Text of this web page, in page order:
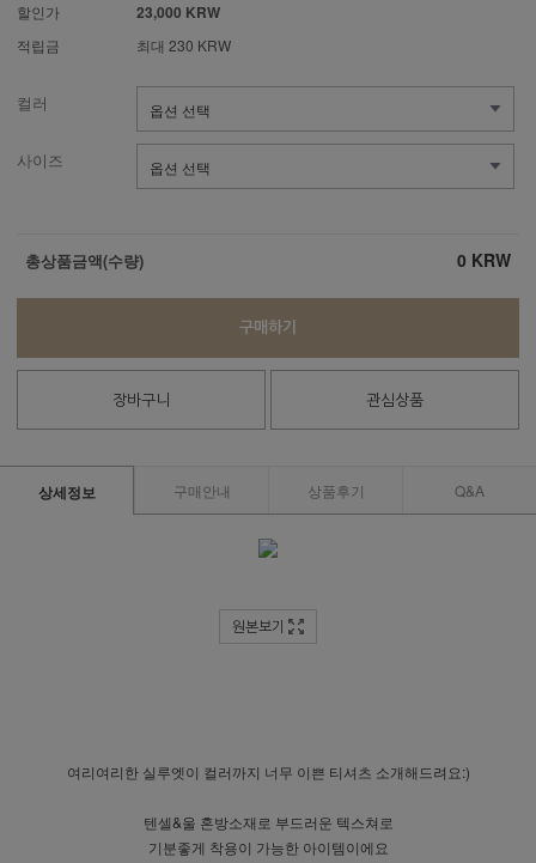
할인가 23,000 KRW
적립금 최대 230 KRW
컬러
사이즈
총상품금액(수량) 0 KRW
구매하기
장바구니 관심상품
상세정보 구매안내 상품후기 Q&A
원본보기
여리여리한 실루엣이 컬러까지 너무 이쁜 티셔츠 소개해드려요:)
텐셀&울 혼방소재로 부드러운 텍스쳐로
기분좋게 착용이 가능한 아이템이에요